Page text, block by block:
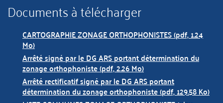
Documents à télécharger
CARTOGRAPHIE ZONAGE ORTHOPHONISTES (pdf, 1.24
Mo)
Arrêté signé par le DG ARS portant détermination du
zonage orthophoniste (pdf, 2.26 Mo)
Arrêté rectificatif signé par le DG ARS portant
détermination du zonage orthophoniste (pdf, 129.58 Ko)